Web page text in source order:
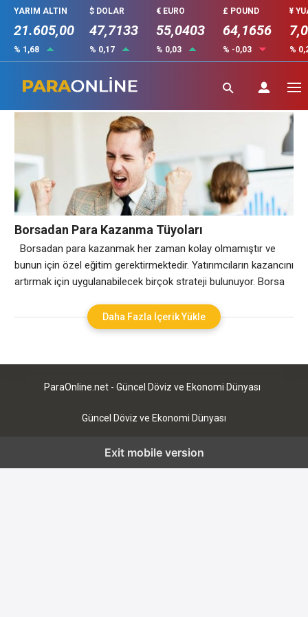
YARIM ALTIN
21.605,00
% 1,68
$ DOLAR
47,7133
% 0,17
€ EURO
55,0403
% 0,03
£ POUND
64,1656
% -0,03
¥
%
Borsadan Para Kazanmak
Borsadan Para Kazanma Tüyoları
Borsadan para kazanmak her zaman kolay olmamıştır ve
bunun için özel eğitim gerektirmektedir. Yatırımcıların kazancını
artırmak için uygulanabilecek birçok strateji bulunuyor. Borsa
borsanın işleyişini ve işlemleri öğrenmek gerekmektedir.
Yatırımcılar, piyasaların nasıl işlediğini öğrenmeli hangi
olarak, kazanmanın yanı sıra kaybetme riskinin
Daha Fazla İçerik Yükle
ParaOnline.net - Güncel Döviz ve Ekonomi Dünyası
Güncel Döviz ve Ekonomi Dünyası
Exit mobile version